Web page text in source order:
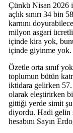
Çünkü Nisan 2026
açlık sınırı 34 bin
karnını
milyon asgari
içinde kira yok,
içinde giyinme yok.
Özetle orta sınıf
toplumun bütün
iktidara gelirken 57.
olarak eleştirirken
gittiği yerde simit
diyordu. Hadi gelin
hesabını Sayın